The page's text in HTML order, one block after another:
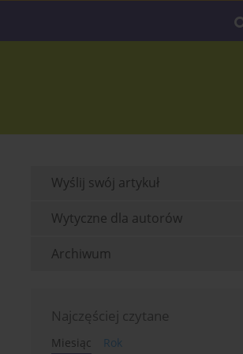
Wyślij swój artykuł
Wytyczne dla autorów
Archiwum
Najczęściej czytane
Miesiąc
Rok